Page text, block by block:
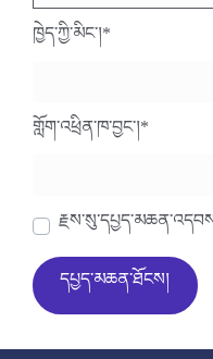
ཁྱེད་ཀྱི་མིང་།*
གློག་འཕྲིན་ཁ་བྱང་།*